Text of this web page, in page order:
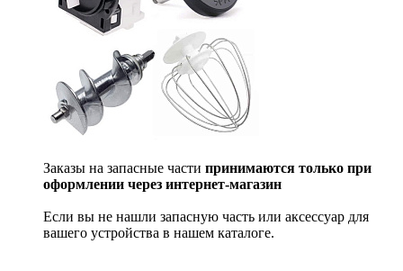
Заказы на запасные части принимаются только при
оформлении через интернет-магазин
Если вы не нашли запасную часть или аксессуар для
вашего устройства в нашем каталоге.